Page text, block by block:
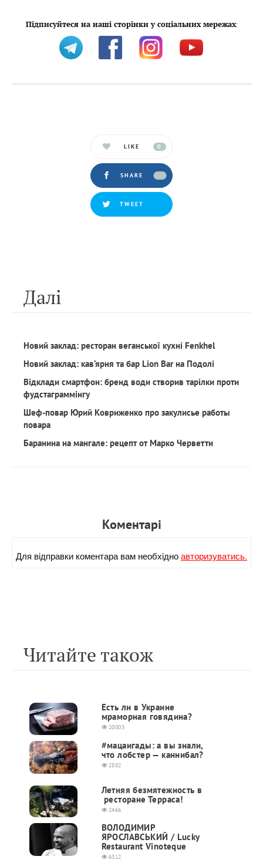
Підписуйтеся на наші сторінки у соціальних мережах:
LIKE 0
SHARE
TWEET
Далi
Новий заклад: ресторан веганської кухні Fenkhel
Новий заклад: кав‘ярня та бар Lion Bar на Подолі
Відклади смартфон: бренд води створив тарілки проти
фудстаграммінгу
Шеф-повар Юрий Ковриженко про закулисье работы
повара
Баранина на мангале: рецепт от Марко Черветти
Коментарi
Для вiдправки коментара вам необхiдноавторизуватись.
Читайте також
Есть ли в Украине
мраморная говядина?
20003
#мацаигады: а вы знали,
что лобстер — каннибал?
2882
Летняя безмятежность в
ресторане Терраса!
2466
ВОЛОДИМИР
ЯРОСЛАВСЬКИЙ / Lucky
Restaurant Vinoteque
6312